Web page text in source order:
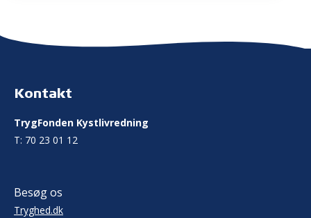
Kontakt
TrygFonden Kystlivredning
T: 70 23 01 12
Besøg os
Tryghed.dk